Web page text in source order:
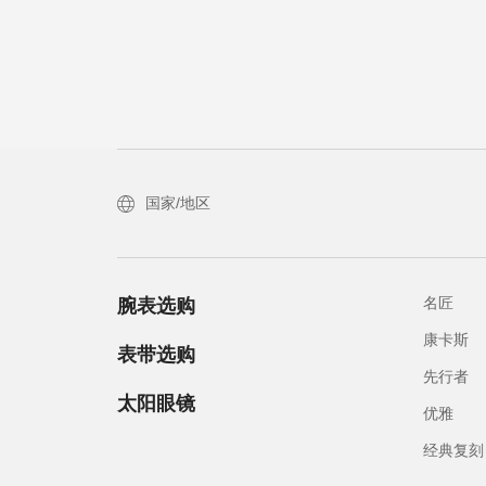
国家/地区
腕表选购
表带选购
太阳眼镜
名匠
康卡斯
先行者
优雅
经典复刻